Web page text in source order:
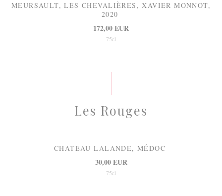
MEURSAULT, LES CHEVALIÈRES, XAVIER MONNOT,
2020
172,00 EUR
75cl
Les Rouges
CHATEAU LALANDE, MÉDOC
30,00 EUR
75cl